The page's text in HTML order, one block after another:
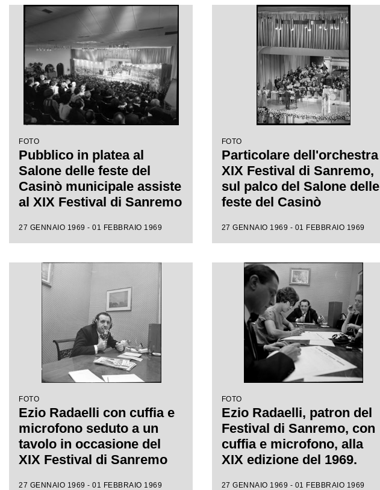
FOTO
Pubblico in platea al
Salone delle feste del
Casinò municipale assiste
al XIX Festival di Sanremo
27 GENNAIO 1969 - 01 FEBBRAIO 1969
FOTO
Particolare dell'orchestra
XIX Festival di Sanremo,
sul palco del Salone delle
feste del Casinò
accompagna l'esibizione
27 GENNAIO 1969 - 01 FEBBRAIO 1969
FOTO
Ezio Radaelli con cuffia e
microfono seduto a un
tavolo in occasione del
XIX Festival di Sanremo
27 GENNAIO 1969 - 01 FEBBRAIO 1969
FOTO
Ezio Radaelli, patron del
Festival di Sanremo, con
cuffia e microfono, alla
XIX edizione del 1969.
27 GENNAIO 1969 - 01 FEBBRAIO 1969